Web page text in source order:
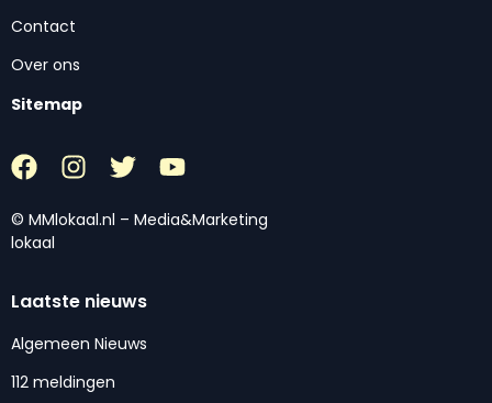
Contact
Over ons
Sitemap
© MMlokaal.nl – Media&Marketing
lokaal
Laatste nieuws
Algemeen Nieuws
112 meldingen